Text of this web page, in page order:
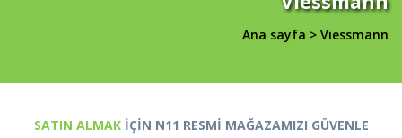
Ana sayfa > Viessmann
SATIN ALMAKİÇİN N11 RESMİ MAĞAZAMIZI GÜVENLE